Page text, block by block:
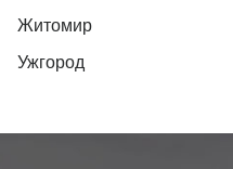
Житомир
Ужгород